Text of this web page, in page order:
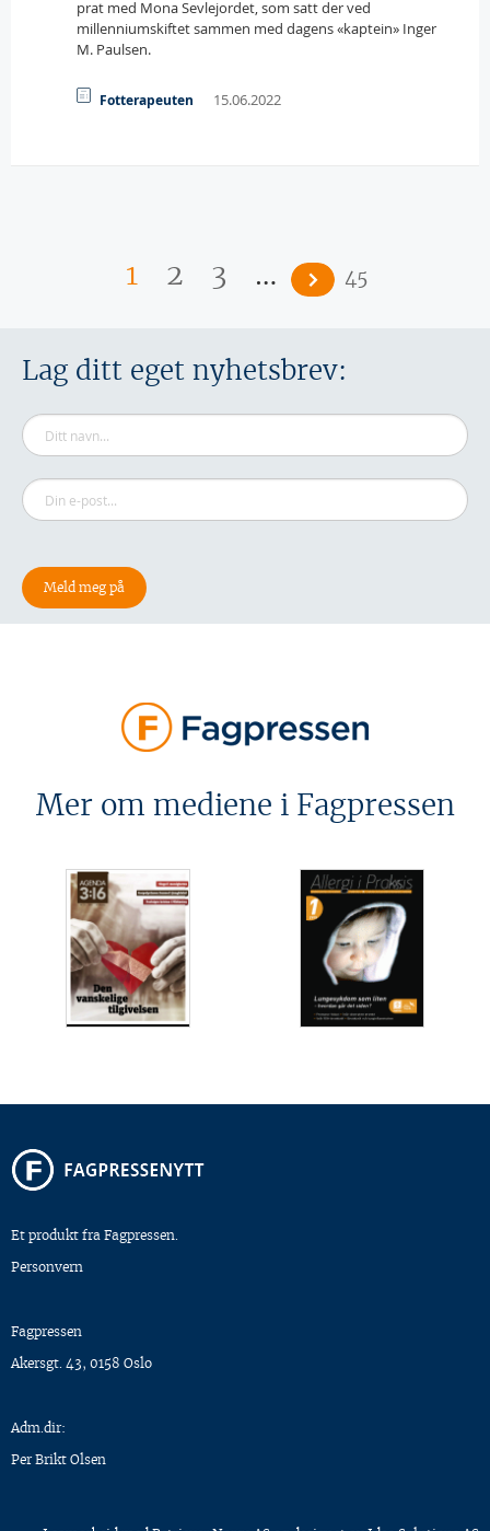
prat med Mona Sevlejordet, som satt der ved
millenniumskiftet sammen med dagens «kaptein» Inger
M. Paulsen.
Fotterapeuten 15.06.2022
1 2 3 … 45
Lag ditt eget nyhetsbrev:
Mer om mediene i Fagpressen
Et produkt fra Fagpressen.
Personvern
Fagpressen
Akersgt. 43, 0158 Oslo
Adm.dir:
Per Brikt Olsen